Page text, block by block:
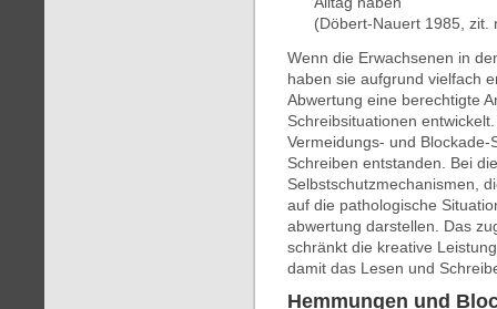
(Döbert-Nauert 1985, zit.
Wenn die Erwachsenen in
haben sie aufgrund vielfach
Abwertung eine berechtigte
Schreibsituationen
Vermeidungs- und
Schreiben entstanden. Bei
Selbstschutzmechanismen,
auf die pathologische
abwertung darstellen. Das
schränkt die kreative
damit das Lesen und
Hemmungen und